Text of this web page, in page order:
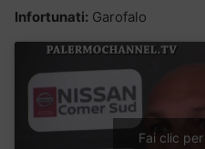
Infortunati: Garofalo
Fai clic